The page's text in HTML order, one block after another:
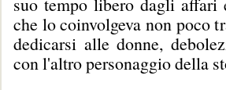
che lo coinvolgeva non poco
dedicarsi alle donne,
con l'altro personaggio della